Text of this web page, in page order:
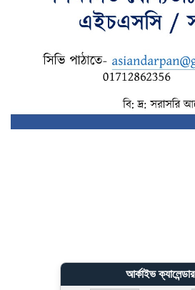
আর্কাইভ ক্যালেন্ডার